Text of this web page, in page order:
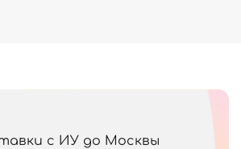
с ИУ до Москвы